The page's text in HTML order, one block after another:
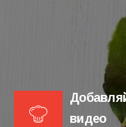
видео